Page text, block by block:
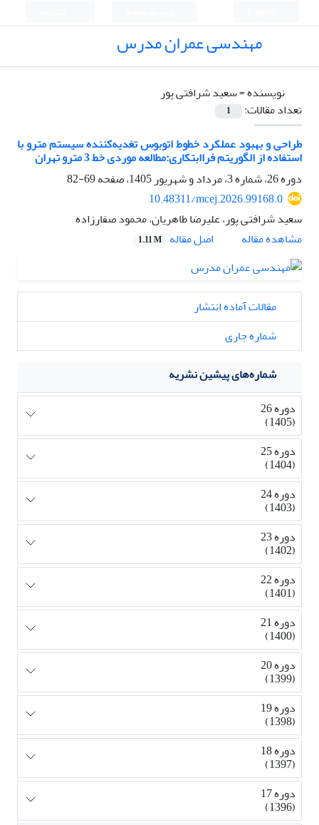
مهندسی عمران مدرس
نویسنده =سعید شرافتی پور
تعداد مقالات:
1
طراحی و بهبود عملکرد خطوط اتوبوس تغدیه‌کننده سیستم مترو با
استفاده از الگوریتم فراابتکاری:مطالعه موردی خط 3 مترو تهران
دوره 26، شماره 3، مرداد و شهریور 1405، صفحه
69-82
10.48311/mcej.2026.99168.0
سعید شرافتی پور، علیرضا طاهریان، محمود صفارزاده
مشاهده مقاله
اصل مقاله 1.11 M
مقالات آماده انتشار
شماره جاری
شماره‌های پیشین نشریه
دوره 26
(1405)
دوره 25
(1404)
دوره 24
(1403)
دوره 23
(1402)
دوره 22
(1401)
دوره 21
(1400)
دوره 20
(1399)
دوره 19
(1398)
دوره 18
(1397)
دوره 17
(1396)